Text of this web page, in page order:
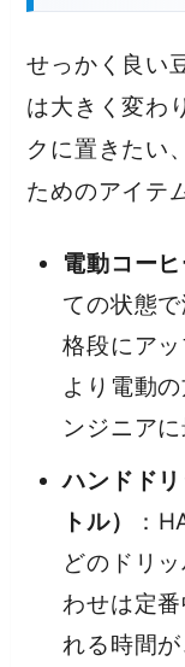
せっかく良い
は大きく変わ
クに置きたい
ためのアイテ
電動コー
ての状態
格段にア
より電動
ンジニアに
ハンドド
トル）
：
どのドリ
わせは定
れる時間